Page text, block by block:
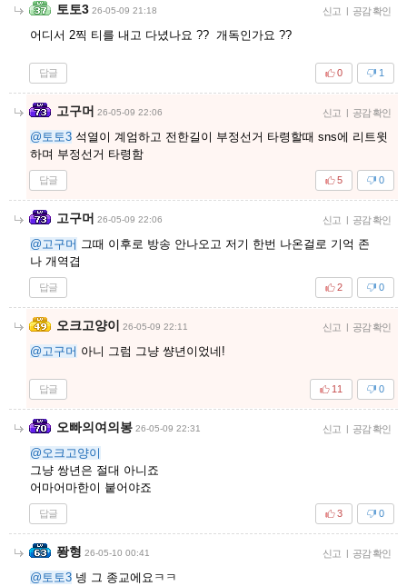
토토3 26-05-09 21:18 신고 | 공감 확인
어디서 2찍 티를 내고 다녔나요 ?? 개독인가요 ??
답글 1
0
고구머 26-05-09 22:06 신고 | 공감 확인
@토토3 석열이 계엄하고 전한길이 부정선거 타령할때 sns에 리트윗
하며 부정선거 타령함
답글 0
5
고구머 26-05-09 22:06 신고 | 공감 확인
@고구머 그때 이후로 방송 안나오고 저기 한번 나온걸로 기억 존
나 개역겹
답글 0
2
오크고양이 26-05-09 22:11 신고 | 공감 확인
@고구머 아니 그럼 그냥 썅년이었네!
답글 0
11
오빠의여의봉 26-05-09 22:31 신고 | 공감 확인
@오크고양이
그냥 쌍년은 절대 아니죠
어마어마한이 붙어야죠
답글 0
3
퐝형 26-05-10 00:41 신고 | 공감 확인
@토토3 넹 그 종교에요ㅋㅋ